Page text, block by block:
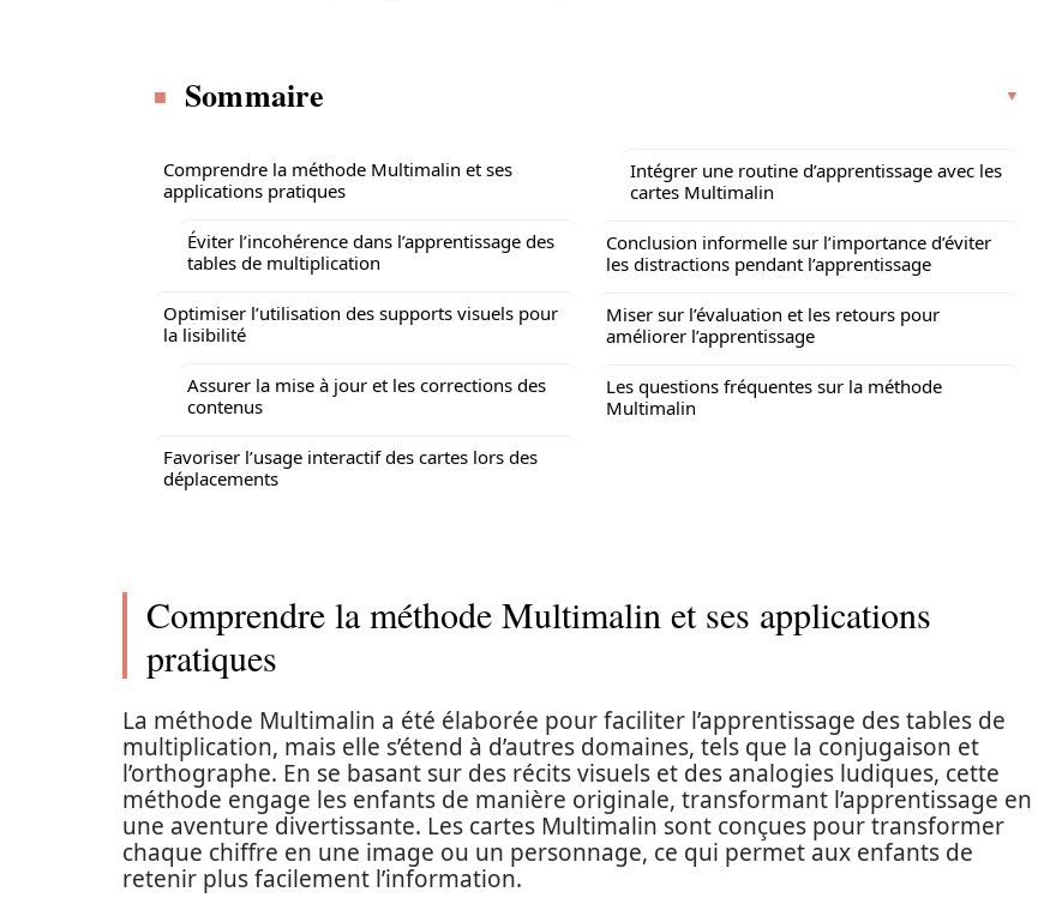
Sommaire
Comprendre la méthode Multimalin et ses
applications pratiques
Éviter l’incohérence dans l’apprentissage des
tables de multiplication
Optimiser l’utilisation des supports visuels pour
la lisibilité
Assurer la mise à jour et les corrections des
contenus
Favoriser l’usage interactif des cartes lors des
déplacements
Intégrer une routine d’apprentissage avec les
cartes Multimalin
Conclusion informelle sur l’importance d’éviter
les distractions pendant l’apprentissage
Miser sur l’évaluation et les retours pour
améliorer l’apprentissage
Les questions fréquentes sur la méthode
Multimalin
Comprendre la méthode Multimalin et ses applications
pratiques
La méthode Multimalin a été élaborée pour faciliter l’apprentissage des tables de
multiplication, mais elle s’étend à d’autres domaines, tels que la conjugaison et
l’orthographe. En se basant sur des récits visuels et des analogies ludiques, cette
méthode engage les enfants de manière originale, transformant l’apprentissage en
une aventure divertissante. Les cartes Multimalin sont conçues pour transformer
chaque chiffre en une image ou un personnage, ce qui permet aux enfants de
retenir plus facilement l’information.